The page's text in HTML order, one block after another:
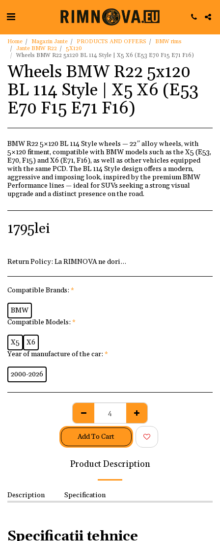
Home Magazin Jante PRODUCTS AND OFFERS
BMW rims
Jante BMW R22
5X120
Wheels BMW R22 5x120 BL 114 Style | X5 X6 (E53 E70 F15 E71 F16)
Wheels BMW R22 5x120
BL 114 Style | X5 X6 (E53
E70 F15 E71 F16)
BMW R22 5×120 BL 114 Style wheels — 22″ alloy wheels, with
5×120 fitment, compatible with BMW models such as the X5 (E53,
E70, F15) and X6 (E71, F16), as well as other vehicles equipped
with the same PCD. The BL 114 Style design offers a modern,
aggressive and imposing look, inspired by the premium BMW
Performance lines — ideal for SUVs seeking a strong visual
upgrade and a distinct presence on the road.
1795lei
Return Policy: La RIMNOVA ne dorim ca fiecare client
Compatible Brands: *
BMW
Compatible Models: *
X5
X6
Year of manufacture of the car: *
2000-2026
Add To Cart
Product Description
Description Specification
Specificații tehnice